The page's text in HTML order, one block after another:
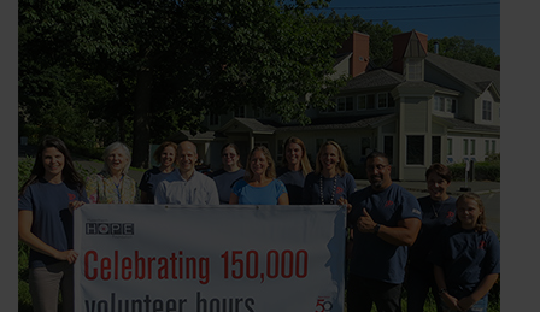
CARREIRAS